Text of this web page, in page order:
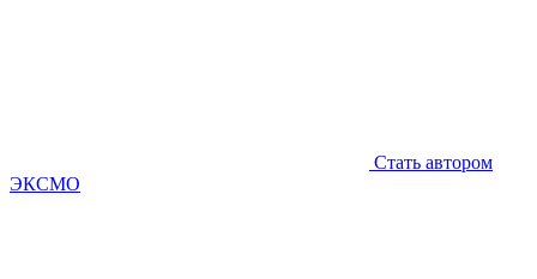
Стать автором
ЭКСМО